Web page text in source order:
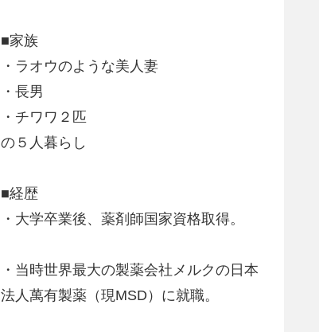
■家族
・ラオウのような美人妻
・長男
・チワワ２匹
の５人暮らし
■経歴
・大学卒業後、薬剤師国家資格取得。
・当時世界最大の製薬会社メルクの日本
法人萬有製薬（現MSD）に就職。